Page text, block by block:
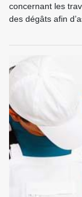
concernant les
des dégâts afin